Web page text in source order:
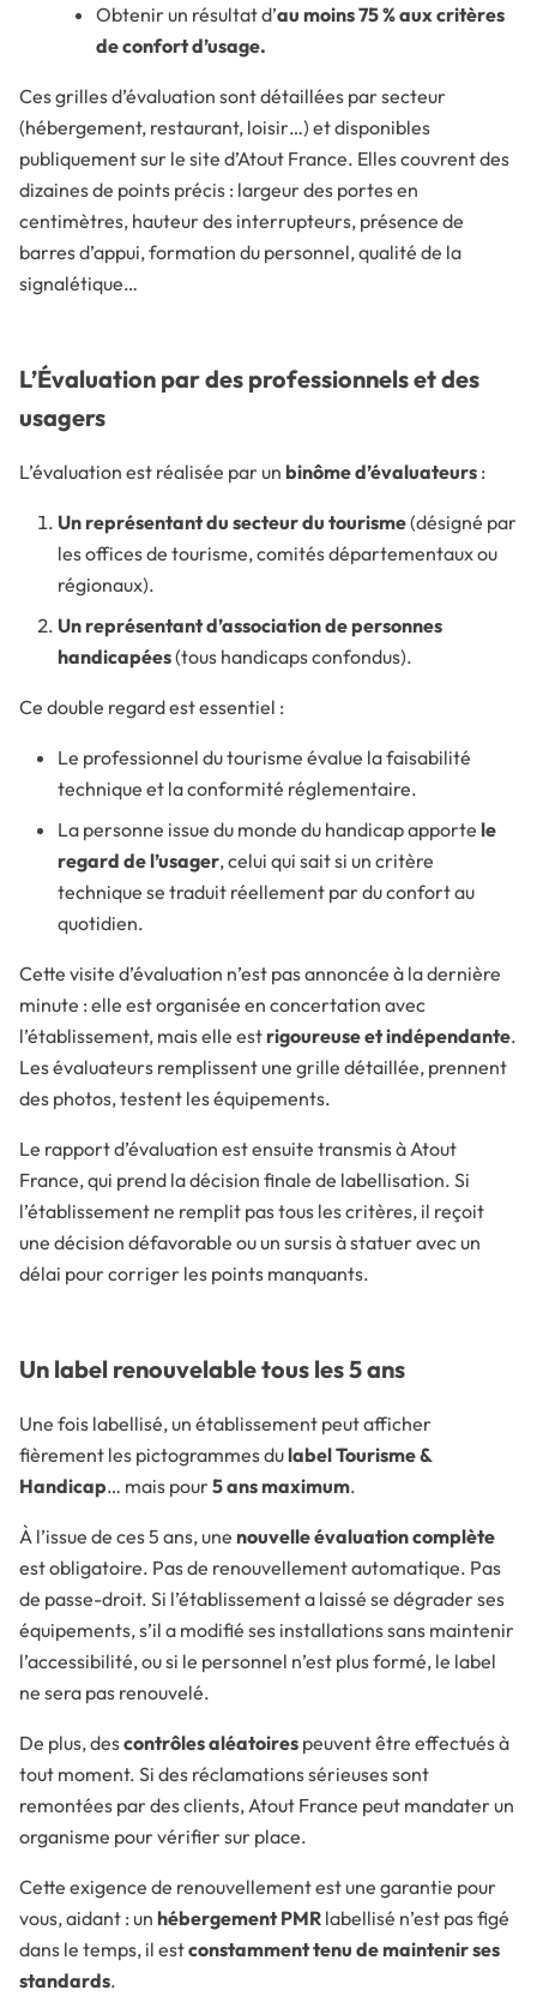
Obtenir un résultat d’au moins 75 % aux critères
de confort d’usage.
Ces grilles d’évaluation sont détaillées par secteur
(hébergement, restaurant, loisir…) et disponibles
publiquement sur le site d’Atout France. Elles couvrent des
dizaines de points précis : largeur des portes en
centimètres, hauteur des interrupteurs, présence de
barres d’appui, formation du personnel, qualité de la
signalétique…
L’Évaluation par des professionnels et des
usagers
L’évaluation est réalisée par un binôme d’évaluateurs :
Un représentant du secteur du tourisme(désigné par
les offices de tourisme, comités départementaux ou
régionaux).
Un représentant d’association de personnes
handicapées(tous handicaps confondus).
Ce double regard est essentiel :
Le professionnel du tourisme évalue la faisabilité
technique et la conformité réglementaire.
La personne issue du monde du handicap apporte le
regard de l’usager, celui qui sait si un critère
technique se traduit réellement par du confort au
quotidien.
Cette visite d’évaluation n’est pas annoncée à la dernière
minute : elle est organisée en concertation avec
l’établissement, mais elle estrigoureuse et indépendante.
Les évaluateurs remplissent une grille détaillée, prennent
des photos, testent les équipements.
Le rapport d’évaluation est ensuite transmis à Atout
France, qui prend la décision finale de labellisation. Si
l’établissement ne remplit pas tous les critères, il reçoit
une décision défavorable ou un sursis à statuer avec un
délai pour corriger les points manquants.
Un label renouvelable tous les 5 ans
Une fois labellisé, un établissement peut afficher
fièrement les pictogrammes dulabel Tourisme &
Handicap… mais pour5 ans maximum.
À l’issue de ces 5 ans, une nouvelle évaluation complète
est obligatoire. Pas de renouvellement automatique. Pas
de passe-droit. Si l’établissement a laissé se dégrader ses
équipements, s’il a modifié ses installations sans maintenir
l’accessibilité, ou si le personnel n’est plus formé, le label
ne sera pas renouvelé.
De plus, descontrôles aléatoires peuvent être effectués à
tout moment. Si des réclamations sérieuses sont
remontées par des clients, Atout France peut mandater un
organisme pour vérifier sur place.
Cette exigence de renouvellement est une garantie pour
vous, aidant : un hébergement PMR labellisé n’est pas figé
dans le temps, il estconstamment tenu de maintenir ses
standards.